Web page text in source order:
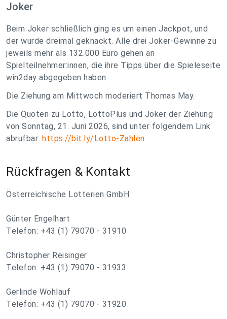
Joker
Beim Joker schließlich ging es um einen Jackpot, und
der wurde dreimal geknackt. Alle drei Joker-Gewinne zu
jeweils mehr als 132.000 Euro gehen an
Spielteilnehmer:innen, die ihre Tipps über die Spieleseite
win2day abgegeben haben.
Die Ziehung am Mittwoch moderiert Thomas May.
Die Quoten zu Lotto, LottoPlus und Joker der Ziehung
von Sonntag, 21. Juni 2026, sind unter folgendem Link
abrufbar: https://bit.ly/Lotto-Zahlen
Rückfragen & Kontakt
Österreichische Lotterien GmbH
Günter Engelhart
Telefon: +43 (1) 79070 - 31910
Christopher Reisinger
Telefon: +43 (1) 79070 - 31933
Gerlinde Wohlauf
Telefon: +43 (1) 79070 - 31920